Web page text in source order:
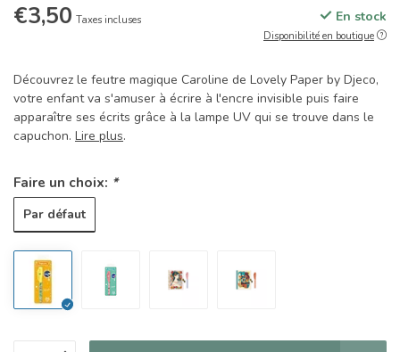
€3,50 Taxes incluses En stock
Disponibilité en boutique
Découvrez le feutre magique Caroline de Lovely Paper by Djeco,
votre enfant va s'amuser à écrire à l'encre invisible puis faire
apparaître ses écrits grâce à la lampe UV qui se trouve dans le
capuchon. Lire plus.
Faire un choix: *
Par défaut